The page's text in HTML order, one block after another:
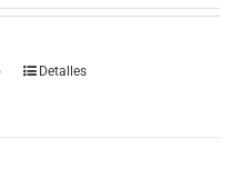
Detalles